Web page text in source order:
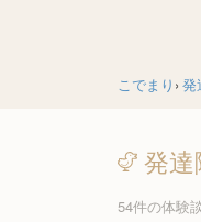
こでまり 発
発
54件の体験